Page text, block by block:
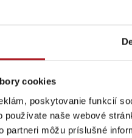
cookies
poskytovanie funkcií
používate naše webové
partneri môžu príslušné
Kde kúpiť
Roľnícky